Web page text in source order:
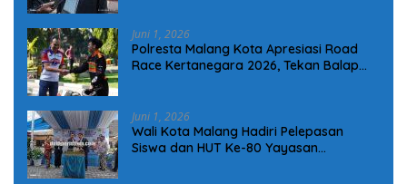
Juni 1, 2026
Polresta Malang Kota Apresiasi Road
Race Kertanegara 2026, Tekan Balap
Juni 1, 2026
Wali Kota Malang Hadiri Pelepasan
Siswa dan HUT Ke-80 Yayasan